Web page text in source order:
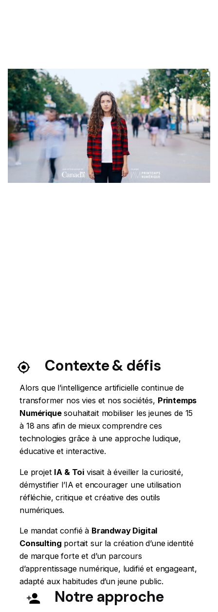
Contexte & défis
Alors que l’intelligence artificielle continue de
transformer nos vies et nos sociétés, Printemps
Numériquesouhaitait mobiliser les jeunes de 15
à 18 ans afin de mieux comprendre ces
technologies grâce à une approche ludique,
éducative et interactive.
Le projet IA & Toi visait à éveiller la curiosité,
démystifier l’IA et encourager une utilisation
réfléchie, critique et créative des outils
numériques.
Le mandat confié à Brandway Digital
Consulting portait sur la création d’une identité
de marque forte et d’un parcours
d’apprentissage numérique, ludifié et engageant,
adapté aux habitudes d’un jeune public.
Notre approche